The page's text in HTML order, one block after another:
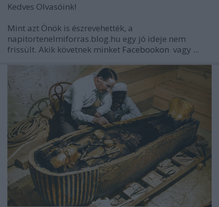
Kedves Olvasóink!
Mint azt Önök is észrevehették, a
napitortenelmiforras.blog.hu egy jó ideje nem
frissült. Akik követnek minket Facebookon vagy ...